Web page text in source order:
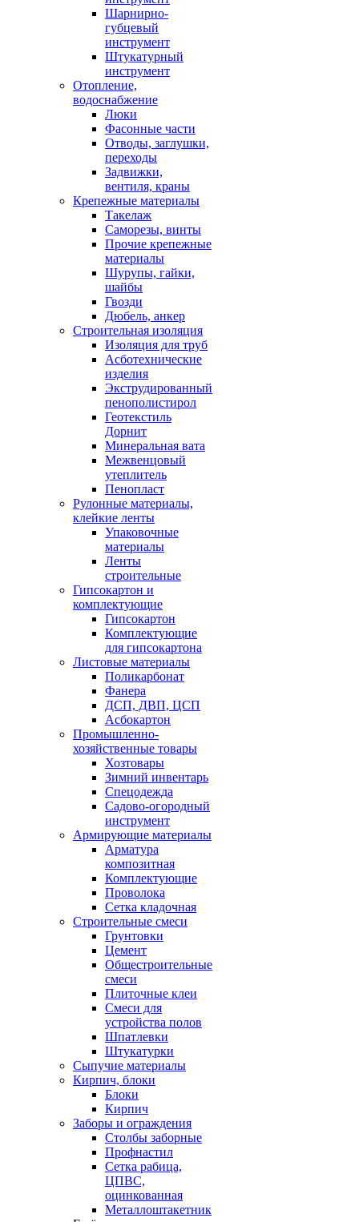
Шарнирно-
губцевый
инструмент
Штукатурный
инструмент
Отопление,
водоснабжение
Люки
Фасонные части
Отводы, заглушки,
переходы
Задвижки,
вентиля, краны
Крепежные материалы
Такелаж
Саморезы, винты
Прочие крепежные
материалы
Шурупы, гайки,
шайбы
Гвозди
Дюбель, анкер
Строительная изоляция
Изоляция для труб
Асботехнические
изделия
Экструдированный
пенополистирол
Геотекстиль
Дорнит
Минеральная вата
Межвенцовый
утеплитель
Пенопласт
Рулонные материалы,
клейкие ленты
Упаковочные
материалы
Ленты
строительные
Гипсокартон и
комплектующие
Гипсокартон
Комплектующие
для гипсокартона
Листовые материалы
Поликарбонат
Фанера
ДСП, ДВП, ЦСП
Асбокартон
Промышленно-
хозяйственные товары
Хозтовары
Зимний инвентарь
Спецодежда
Садово-огородный
инструмент
Армирующие материалы
Арматура
композитная
Комплектующие
Проволока
Сетка кладочная
Строительные смеси
Грунтовки
Цемент
Общестроительные
смеси
Плиточные клеи
Смеси для
устройства полов
Шпатлевки
Штукатурки
Сыпучие материалы
Кирпич, блоки
Блоки
Кирпич
Заборы и ограждения
Столбы заборные
Профнастил
Сетка рабица,
ЦПВС,
оцинкованная
Металлоштакетник